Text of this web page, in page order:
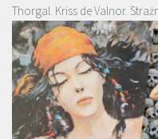
Thorgal. Kriss de Valnor.